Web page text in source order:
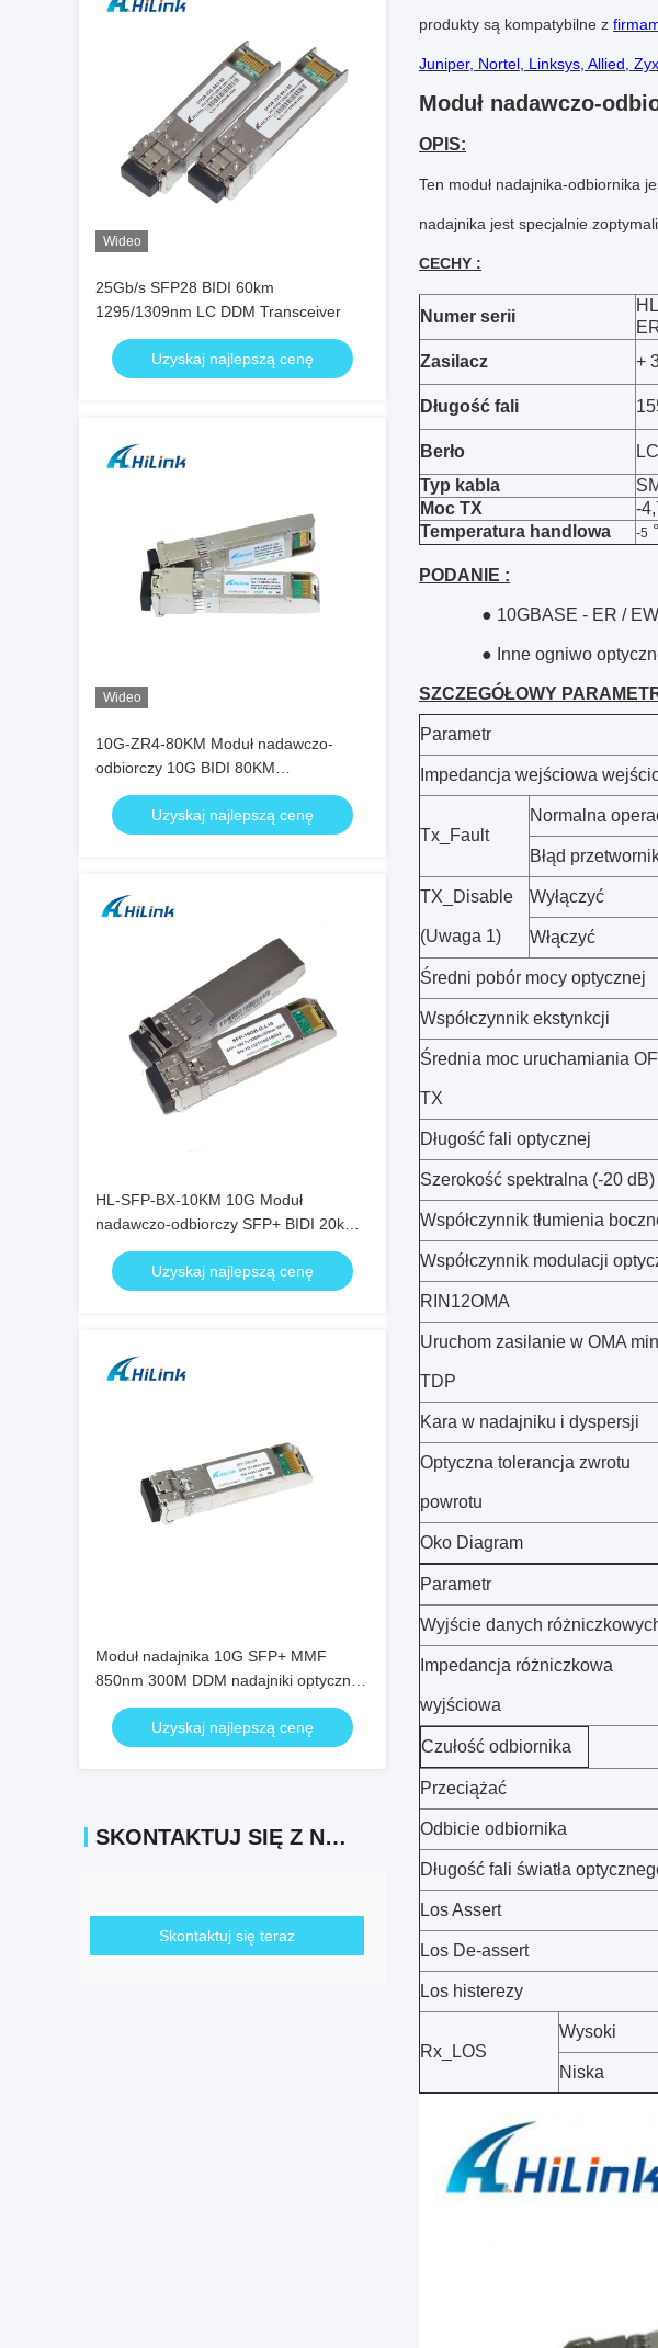
Wideo
25Gb/s SFP28 BIDI 60km
1295/1309nm LC DDM Transceiver
Uzyskaj najlepszą cenę
Wideo
10G-ZR4-80KM Moduł nadawczo-
odbiorczy 10G BIDI 80KM
1490nm/1550nm SFP+ STM-64 WDM
8SFP+ SMFUzyskaj najlepszą cenę
HL-SFP-BX-10KM 10G Moduł
nadawczo-odbiorczy SFP+ BIDI 20km
1270nm 1330nm Złącze LC RoHS
Uzyskaj najlepszą cenę
Moduł nadajnika 10G SFP+ MMF
850nm 300M DDM nadajniki optyczne
SFP-10G-SR
Uzyskaj najlepszą cenę
SKONTAKTUJ SIĘ Z NAMI
Skontaktuj się teraz
produkty są kompatybilne z
Juniper, Nortel, Linksys, Allied,
Moduł nadawczo-
OPIS:
Ten moduł nadajnika-odbiornika
nadajnika jest specjalnie
CECHY :
Numer serii
Zasilacz +
Długość fali
Berło LC
Typ kabla
Moc TX
-
Temperatura handlowa
-5
PODANIE :
● 10GBASE - ER /
● Inne ogniwo
SZCZEGÓŁOWY
Parametr
Impedancja wejściowa
Tx_Fault
Normalna
Błąd
TX_Disable
(Uwaga 1)
Wyłączyć
Włączyć
Średni pobór mocy optycznej
Współczynnik ekstynkcji
Średnia moc uruchamiania
TX
Długość fali optycznej
Szerokość spektralna (-20 dB)
Współczynnik tłumienia
Współczynnik modulacji
RIN12OMA
Uruchom zasilanie w OMA
TDP
Kara w nadajniku i dyspersji
Optyczna tolerancja zwrotu
powrotu
Oko Diagram
Parametr
Wyjście danych
Impedancja różniczkowa
wyjściowa
Czułość odbiornika
Przeciążać
Odbicie odbiornika
Długość fali światła
Los Assert
Los De-assert
Los histerezy
Rx_LOS
Wysoki
Niska